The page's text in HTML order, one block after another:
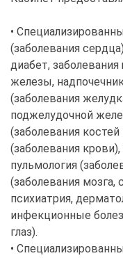
•
(заболевания
диабет,
железы,
(заболевания
поджелудочной
(заболевания
(заболевания
пульмология
(заболевания мозга,
психиатрия,
инфекционные
глаз).
•